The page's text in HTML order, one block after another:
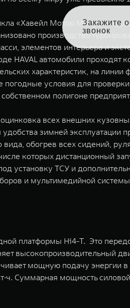
«Хавейл Мотор
производство
элементов интерьера и
HAVAL автомобили проходят
характеристик, на линии
погодные условия для
полигоне
всех внешних
зимней эксплуатации
обогрев всех сидений,
которых дистанционный
установку ТСУ и
и мультимедийной
платформы Hi4-Т. Это
высокопроизводительный
мощную подачу энергии
Суммарная мощность
Закажите
звонок